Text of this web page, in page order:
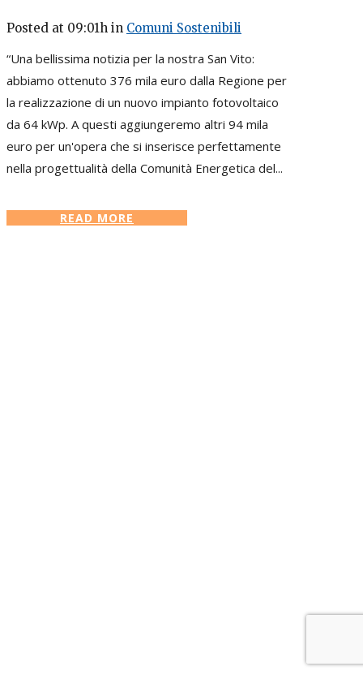
Posted at 09:01h in Comuni Sostenibili
“Una bellissima notizia per la nostra San Vito:
abbiamo ottenuto 376 mila euro dalla Regione per
la realizzazione di un nuovo impianto fotovoltaico
da 64 kWp. A questi aggiungeremo altri 94 mila
euro per un'opera che si inserisce perfettamente
nella progettualità della Comunità Energetica del...
READ MORE